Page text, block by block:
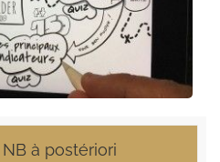
à postériori